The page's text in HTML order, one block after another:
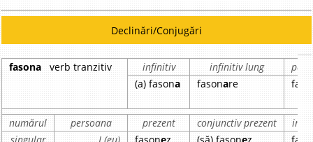
Declinări/Conjugări
fasona verb tranzitiv infinitiv infinitiv lung
(a) fasona fasonare
numărul persoana prezent conjunctiv prezent